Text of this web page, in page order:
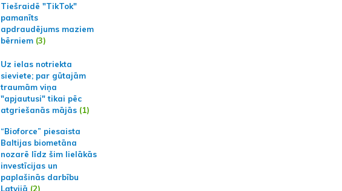
Tiešraidē "TikTok"
pamanīts
apdraudējums maziem
bērniem (3)
Uz ielas notriekta
sieviete; par gūtajām
traumām viņa
"apjautusi" tikai pēc
atgriešanās mājās (1)
“Bioforce” piesaista
Baltijas biometāna
nozarē līdz šim lielākās
investīcijas un
paplašinās darbību
Latvijā (2)